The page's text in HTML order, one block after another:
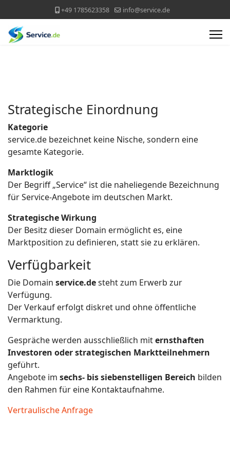
+49 1785623358 info@service.de
Strategische Einordnung
Kategorie
service.de bezeichnet keine Nische, sondern eine
gesamte Kategorie.
Marktlogik
Der Begriff „Service“ ist die naheliegende Bezeichnung
für Service-Angebote im deutschen Markt.
Strategische Wirkung
Der Besitz dieser Domain ermöglicht es, eine
Marktposition zu definieren, statt sie zu erklären.
Verfügbarkeit
Die Domain service.desteht zum Erwerb zur
Verfügung.
Der Verkauf erfolgt diskret und ohne öffentliche
Vermarktung.
Gespräche werden ausschließlich miternsthaften
Investoren oder strategischen Marktteilnehmern
geführt.
Angebote im sechs- bis siebenstelligen Bereich bilden
den Rahmen für eine Kontaktaufnahme.
Vertraulische Anfrage